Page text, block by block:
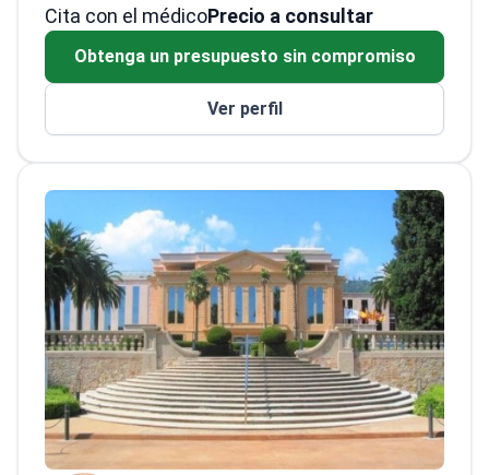
como médico en la Mutua Catalana de
experiencia como interno médico en el
Hospital General de Catalunya y como médico
residente en cirugía general en el Hospital de
se desempeñó como consultor en la Clínica
Sant Josep y el Hospital General en Manresa.
Desde 1999, el médico ha sido parte del
personal médico del Centro Médico Teknon
en Barcelona.<\/p> Graduado en Medicina y
Cirugía de la Universidad Autónoma de
Barcelona en 1983, el médico se especializó
aún más en obstetricia y ginecología en el
Institut Universitari Dexeus y posee un
Certificado Europeo en Cirugía Endoscópica
en Ginecología de la Universidad de Clermont-
Cita con el médicoPrecio a consultar
Obtenga un presupuesto sin compromiso
Ver perfil